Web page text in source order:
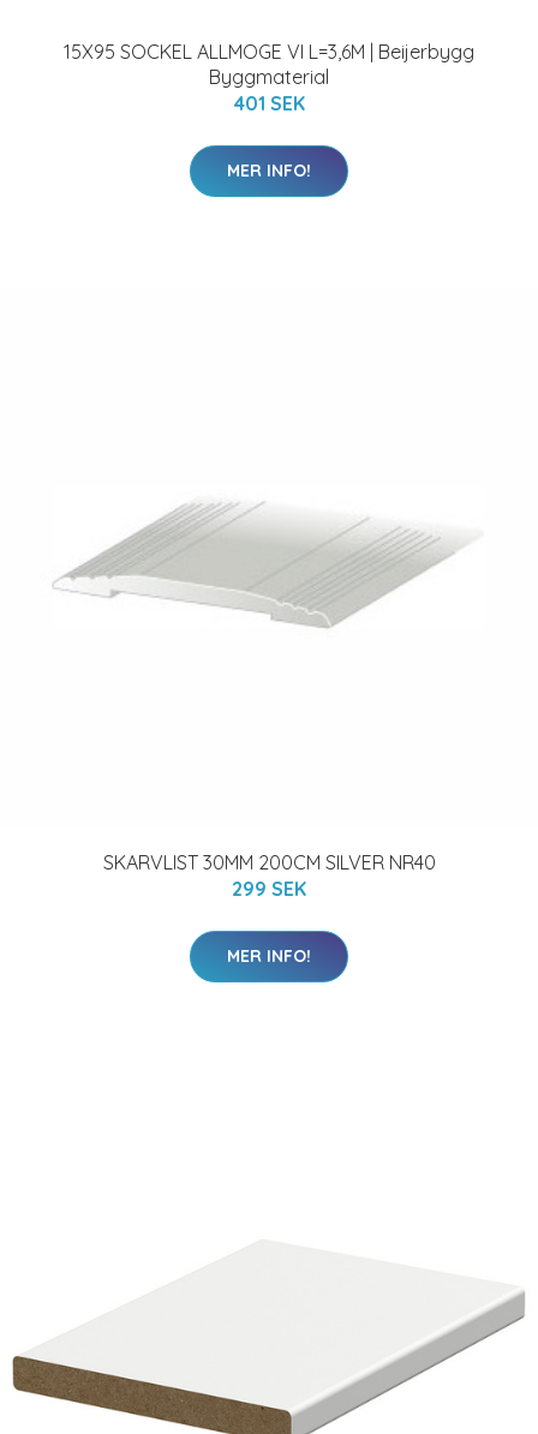
15X95 SOCKEL ALLMOGE VI L=3,6M | Beijerbygg
Byggmaterial
401 SEK
MER INFO!
SKARVLIST 30MM 200CM SILVER NR40
299 SEK
MER INFO!